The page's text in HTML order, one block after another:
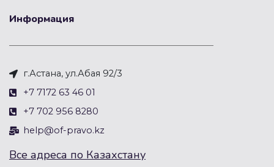
Информация
г.Астана, ул.Абая 92/3
+7 7172 63 46 01
+7 702 956 8280
help@of-pravo.kz
Все адреса по Казахстану